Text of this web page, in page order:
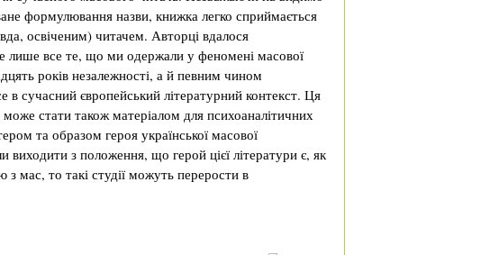
формулювання назви, книжка легко сприймається
освіченим) читачем. Авторці вдалося
лише все те, що ми одержали у феномені масової
років незалежності, а й певним чином
в сучасний європейський літературний контекст. Ця
стати також матеріалом для психоаналітичних
та образом героя української масової
виходити з положення, що герой цієї літератури є, як
мас, то такі студії можуть перерости в